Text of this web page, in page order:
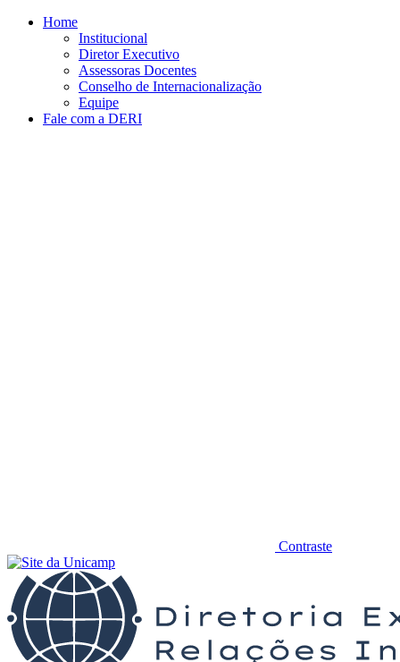
Conteúdo principal
Home
Institucional
Diretor Executivo
Assessoras Docentes
Conselho de Internacionalização
Equipe
Fale com a DERI
Contraste